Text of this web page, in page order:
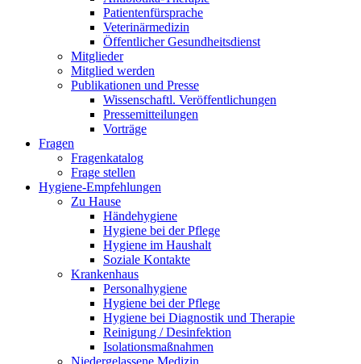
Patientenfürsprache
Veterinärmedizin
Öffentlicher Gesundheitsdienst
Mitglieder
Mitglied werden
Publikationen und Presse
Wissenschaftl. Veröffentlichungen
Pressemitteilungen
Vorträge
Fragen
Fragenkatalog
Frage stellen
Hygiene-Empfehlungen
Zu Hause
Händehygiene
Hygiene bei der Pflege
Hygiene im Haushalt
Soziale Kontakte
Krankenhaus
Personalhygiene
Hygiene bei der Pflege
Hygiene bei Diagnostik und Therapie
Reinigung / Desinfektion
Isolationsmaßnahmen